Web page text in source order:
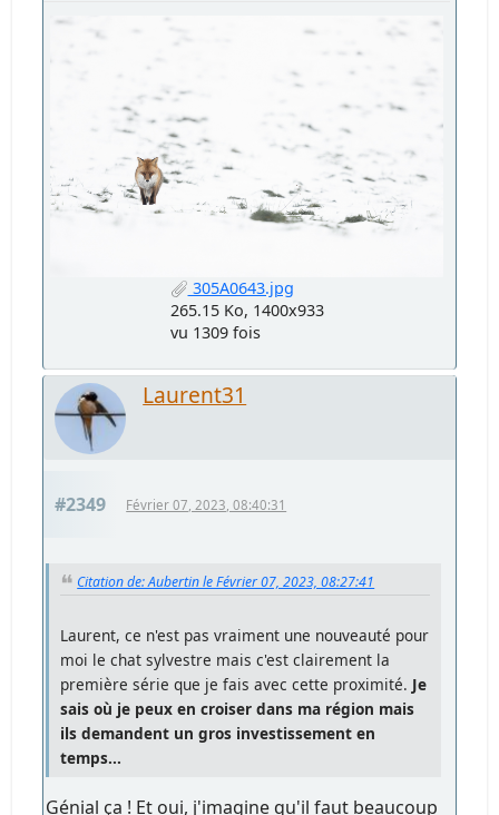
305A0643.jpg
265.15 Ko, 1400x933
vu 1309 fois
Laurent31
#2349 Février 07, 2023, 08:40:31
Citation de: Aubertin le Février 07, 2023, 08:27:41
Laurent, ce n'est pas vraiment une nouveauté pour
moi le chat sylvestre mais c'est clairement la
première série que je fais avec cette proximité. Je
sais où je peux en croiser dans ma région mais
ils demandent un gros investissement en
temps...
Génial ça ! Et oui, j'imagine qu'il faut beaucoup